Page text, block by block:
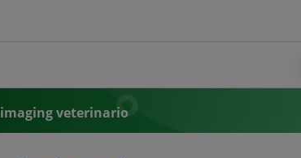
imaging veterinario